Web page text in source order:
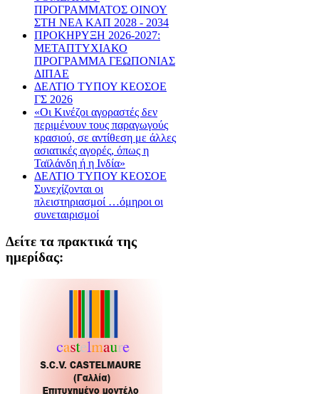
ΠΡΟΓΡΑΜΜΑΤΟΣ ΟΙΝΟΥ
ΣΤΗ ΝΕΑ ΚΑΠ 2028 - 2034
ΠΡΟΚΗΡΥΞΗ 2026-2027:
ΜΕΤΑΠΤΥΧΙΑΚΟ
ΠΡΟΓΡΑΜΜΑ ΓΕΩΠΟΝΙΑΣ
ΔΙΠΑΕ
ΔΕΛΤΙΟ ΤΥΠΟΥ ΚΕΟΣΟΕ
ΓΣ 2026
«Οι Κινέζοι αγοραστές δεν
περιμένουν τους παραγωγούς
κρασιού, σε αντίθεση με άλλες
ασιατικές αγορές, όπως η
Ταϊλάνδη ή η Ινδία»
ΔΕΛΤΙΟ ΤΥΠΟΥ ΚΕΟΣΟΕ
Συνεχίζονται οι
πλειστηριασμοί …όμηροι οι
συνεταιρισμοί
Δείτε τα πρακτικά της
ημερίδας: